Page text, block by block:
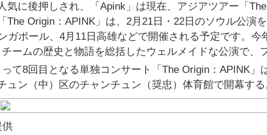
気に後押しされ、「Apink」は現在、アジアツアー「
The Origin：APINK」は、2月21日・22日のソウル公演
ガポール、4月11日高雄などで開催される予定です。今
チームの歴史と物語を総括したウェルメイドな公演で、
って8回目となる単独コンサート「The Origin：APINK
ュン（中）区のチャンチュン（奨忠）体育館で開幕する
供